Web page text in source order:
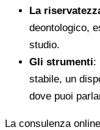
La
deontologico,
studio.
Gli strumenti:
stabile, un
dove puoi
La consulenza